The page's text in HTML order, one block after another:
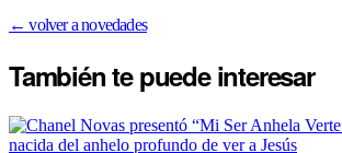
← volver a novedades
También te puedeinteresar